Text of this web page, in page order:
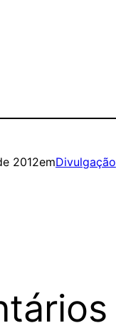
2012emDivulgação